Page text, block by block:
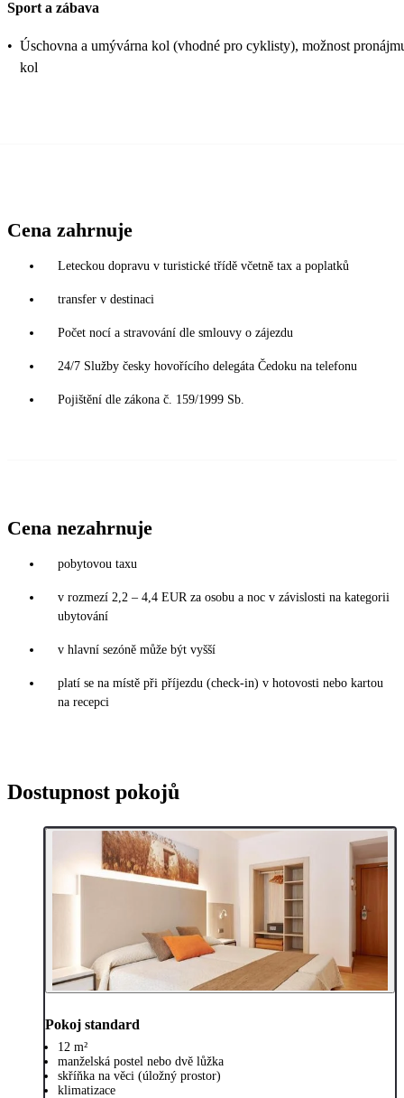
Sport a zábava
• Úschovna a umývárna kol (vhodné pro cyklisty), možnost
kol
Cena zahrnuje
Leteckou dopravu v turistické třídě včetně tax a poplatků
transfer v destinaci
Počet nocí a stravování dle smlouvy o zájezdu
24/7 Služby česky hovořícího delegáta Čedoku na telefonu
Pojištění dle zákona č. 159/1999 Sb.
Cena nezahrnuje
pobytovou taxu
v rozmezí 2,2 – 4,4 EUR za osobu a noc v závislosti na kategorii
ubytování
v hlavní sezóně může být vyšší
platí se na místě při příjezdu (check-in) v hotovosti nebo kartou
na recepci
Dostupnost pokojů
Pokoj standard
12 m²
manželská postel nebo dvě lůžka
skříňka na věci (úložný prostor)
klimatizace